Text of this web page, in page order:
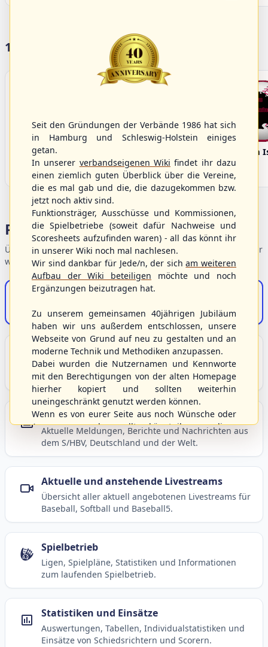
17 Vereine im S/HBV
Bargenstedt
Beavers
Fehmarn
Portalbereiche
Übersicht der Verbandsbereiche – wählen Sie einen Einstieg für
weiterführende Informationen.
S/HBV-Shop
Der Onlineshop des S/HBV
Unser Sport
Grundlagen und Hintergründe zu Baseball, Softball
und Baseball5.
Berichte und Neuigkeiten
Aktuelle Meldungen, Berichte und Nachrichten aus
dem S/HBV, Deutschland und der Welt.
Aktuelle und anstehende Livestreams
Übersicht aller aktuell angebotenen Livestreams für
Baseball, Softball und Baseball5.
Spielbetrieb
Ligen, Spielpläne, Statistiken und Informationen
zum laufenden Spielbetrieb.
Statistiken und Einsätze
Auswertungen, Tabellen, Individualstatistiken und
Einsätze von Schiedsrichtern und Scorern.
Seit den Gründungen der Verbände 1986 hat sich
in Hamburg und Schleswig-Holstein einiges
getan.
In unserer verbandseigenen Wiki findet ihr dazu
einen ziemlich guten Überblick über die Vereine,
die es mal gab und die, die dazugekommen bzw.
jetzt noch aktiv sind.
Funktionsträger, Ausschüsse und Kommissionen,
die Spielbetriebe (soweit dafür Nachweise und
Scoresheets aufzufinden waren) - all das könnt ihr
in unserer Wiki noch mal nachlesen.
Wir sind dankbar für Jede/n, der sicham weiteren
Aufbau der Wiki beteiligen möchte und noch
Ergänzungen beizutragen hat.
Zu unserem gemeinsamen 40jährigen Jubiläum
haben wir uns außerdem entschlossen, unsere
Webseite von Grund auf neu zu gestalten und an
moderne Technik und Methodiken anzupassen.
Dabei wurden die Nutzernamen und Kennworte
mit den Berechtigungen von der alten Homepage
hierher kopiert und sollten weiterhin
uneingeschränkt genutzt werden können.
Wenn es von eurer Seite aus noch Wünsche oder
Anregungen geben sollte, könnt ihr uns diese
gerne an die Verbandsadresseinfo@shbvnet.de